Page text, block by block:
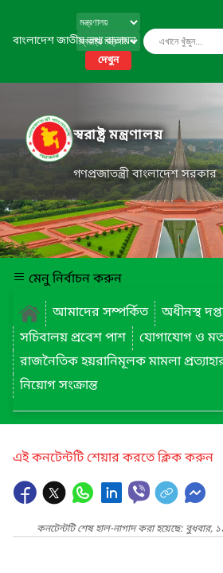
বাংলাদেশ জাতীয় তথ্য বাতায়ন
দেখুন
স্বরাষ্ট্র মন্ত্রণালয়
গণপ্রজাতন্ত্রী বাংলাদেশ সরকার
মেনু নির্বাচন করুন
আমাদের সম্পর্কিত
অধীনস্থ
সচিবালয় প্রবেশ পাশ
যোগাযোগ ও
রাজনৈতিক হয়রানিমূলক মামলা
নিয়োগ সংক্রান্ত
এই কনটেন্টটি শেয়ার করতে ক্লিক করুন
কনটেন্টটি শেষ হাল-নাগাদ করা হয়েছে: বুধবার,